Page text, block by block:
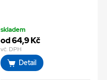
skladem
od 64,9 Kč
vč. DPH
Detail